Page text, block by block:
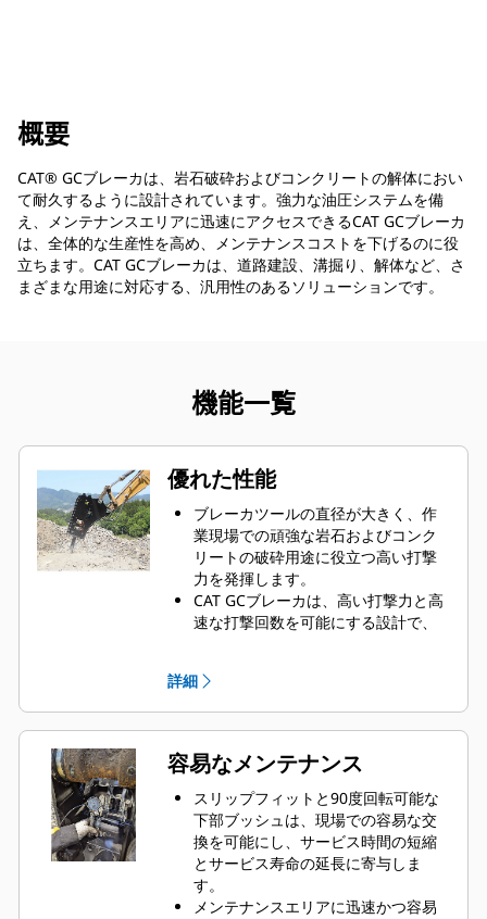
概要
CAT® GCブレーカは、岩石破砕およびコンクリートの解体におい
て耐久するように設計されています。強力な油圧システムを備
え、メンテナンスエリアに迅速にアクセスできるCAT GCブレーカ
は、全体的な生産性を高め、メンテナンスコストを下げるのに役
立ちます。CAT GCブレーカは、道路建設、溝掘り、解体など、さ
まざまな用途に対応する、汎用性のあるソリューションです。
機能一覧
優れた性能
ブレーカツールの直径が大きく、作
業現場での頑強な岩石およびコンク
リートの破砕用途に役立つ高い打撃
力を発揮します。
CAT GCブレーカは、高い打撃力と高
速な打撃回数を可能にする設計で、
CAT GCブレーカは、対応する機械に
対して完全にテストおよび検証され
ており、性能と適合性が向上してい
ます。
詳細
容易なメンテナンス
スリップフィットと90度回転可能な
下部ブッシュは、現場での容易な交
換を可能にし、サービス時間の短縮
とサービス寿命の延長に寄与しま
す。
メンテナンスエリアに迅速かつ容易